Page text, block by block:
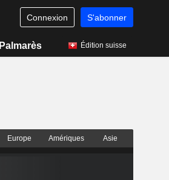
Connexion S'abonner
Palmarès Édition suisse
Europe Amériques Asie